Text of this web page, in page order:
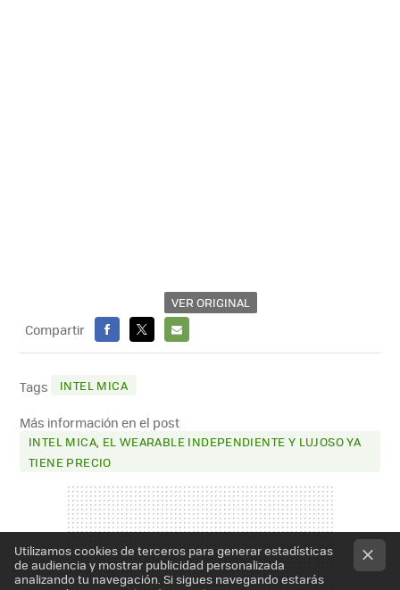
VER ORIGINAL
Compartir
FACEBOOK
X
E-
Tags INTEL MICA
Más información en el post
INTEL MICA, EL WEARABLE INDEPENDIENTE Y LUJOSO YA
TIENE PRECIO
Utilizamos cookies de terceros para generar estadísticas
de audiencia y mostrar publicidad personalizada
analizando tu navegación. Si sigues navegando estarás